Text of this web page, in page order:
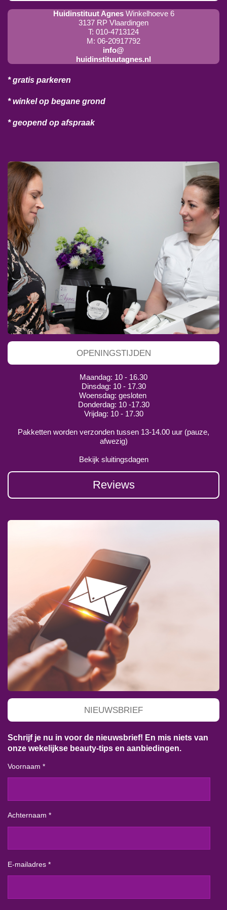
Huidinstituut Agnes Winkelhoeve 6
3137 RP Vlaardingen
T: 010-4713124
M: 06-20917792
info@
huidinstituutagnes.nl
* gratis parkeren
* winkel op begane grond
* geopend op afspraak
OPENINGSTIJDEN
Maandag: 10 - 16.30
Dinsdag: 10 - 17.30
Woensdag: gesloten
Donderdag: 10 -17.30
Vrijdag: 10 - 17.30
Pakketten worden verzonden tussen 13-14.00 uur (pauze,
afwezig)
Bekijk sluitingsdagen
Reviews
NIEUWSBRIEF
Schrijf je nu in voor de nieuwsbrief! En mis niets van
onze wekelijkse beauty-tips en aanbiedingen.
Voornaam *
Achternaam *
E-mailadres *